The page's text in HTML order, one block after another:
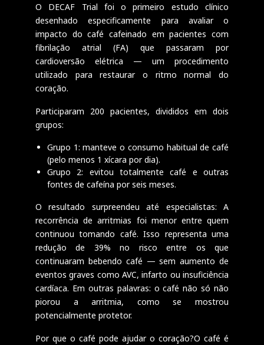
O DECAF Trial foi o primeiro estudo clínico
desenhado especificamente para avaliar o
impacto do café cafeinado em pacientes com
fibrilação atrial (FA) que passaram por
cardioversão elétrica — um procedimento
utilizado para restaurar o ritmo normal do
coração.
Participaram 200 pacientes, divididos em dois
grupos:
Grupo 1: manteve o consumo habitual de café
(pelo menos 1 xícara por dia).
Grupo 2: evitou totalmente café e outras
fontes de cafeína por seis meses.
O resultado surpreendeu até especialistas: A
recorrência de arritmias foi menor entre quem
continuou tomando café. Isso representa uma
redução de 39% no risco entre os que
continuaram bebendo café — sem aumento de
eventos graves como AVC, infarto ou insuficiência
cardíaca. Em outras palavras: o café não só não
piorou a arritmia, como se mostrou
potencialmente protetor.
Por que o café pode ajudar o coração?O café é